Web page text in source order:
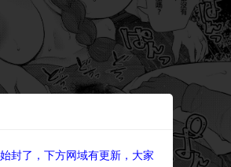
封了，下方网域有更新，大家